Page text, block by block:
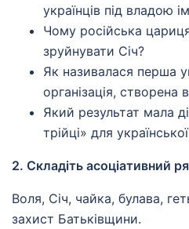
українців під владою
Чому російська
зруйнувати Січ?
Як називалася перша
організація, створена
Який результат мала
трійці» для
2. Складіть асоціативний
Воля, Січ, чайка, булава,
захист Батьківщини.